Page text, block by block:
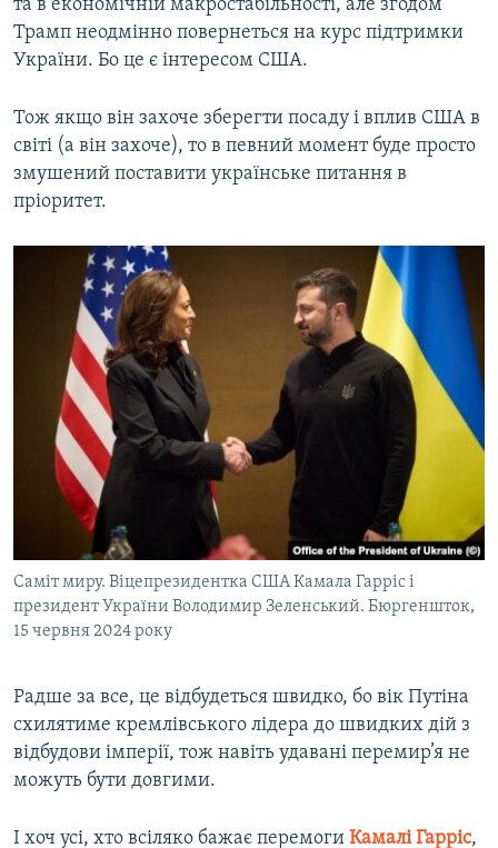
та в економічній макростабільності, але згодом
Трамп неодмінно повернеться на курс підтримки
України. Бо це є інтересом США.
Тож якщо він захоче зберегти посаду і вплив США в
світі (а він захоче), то в певний момент буде просто
змушений поставити українське питання в
пріоритет.
Саміт миру. Віцепрезидентка США Камала Гарріс і
президент України Володимир Зеленський. Бюргеншток,
15 червня 2024 року
Радше за все, це відбудеться швидко, бо вік Путіна
схилятиме кремлівського лідера до швидких дій з
відбудови імперії, тож навіть удавані перемир’я не
можуть бути довгими.
І хоч усі, хто всіляко бажає перемоги Камалі Гарріс,